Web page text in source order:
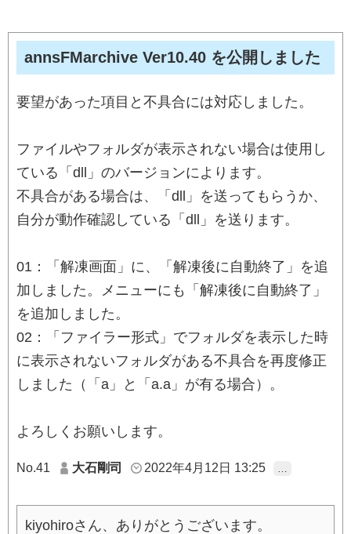
annsFMarchive Ver10.40 を公開しました
要望があった項目と不具合には対応しました。
ファイルやフォルダが表示されない場合は使用し
ている「dll」のバージョンによります。
不具合がある場合は、「dll」を送ってもらうか、
自分が動作確認している「dll」を送ります。
01：「解凍画面」に、「解凍後に自動終了」を追
加しました。メニューにも「解凍後に自動終了」
を追加しました。
02：「ファイラー形式」でフォルダを表示した時
に表示されないフォルダがある不具合を再度修正
しました（「a」と「a.a」が有る場合）。
よろしくお願いします。
No.41 大石剛司 2022年4月12日 13:25
kiyohiroさん、ありがとうございます。